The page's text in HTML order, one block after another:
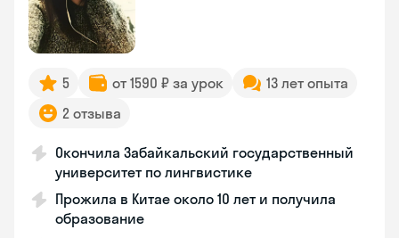
5 от 1590 ₽ за урок
13 лет опыта
2 отзыва
Окончила Забайкальский государственный
университет по лингвистике
Прожила в Китае около 10 лет и получила
образование